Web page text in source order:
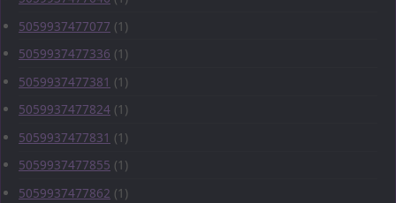
5059937477077 (1)
5059937477336 (1)
5059937477381 (1)
5059937477824 (1)
5059937477831 (1)
5059937477855 (1)
5059937477862 (1)